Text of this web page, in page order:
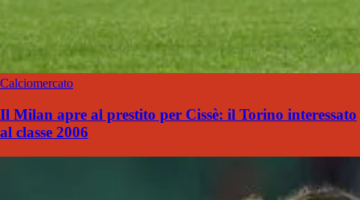
Calciomercato
Il Milan apre al prestito per Cissè: il Torino interessato
al classe 2006